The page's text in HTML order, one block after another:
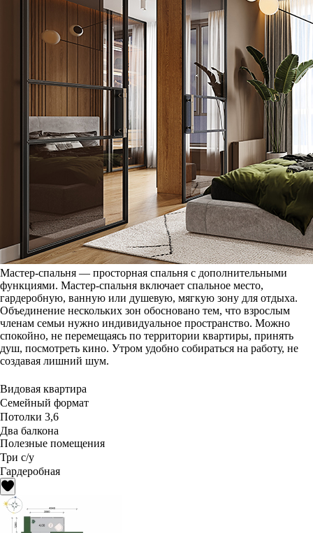
Мастер-спальня — просторная спальня с дополнительными
функциями. Мастер-спальня включает спальное место,
гардеробную, ванную или душевую, мягкую зону для отдыха.
Объединение нескольких зон обосновано тем, что взрослым
членам семьи нужно индивидуальное пространство. Можно
спокойно, не перемещаясь по территории квартиры, принять
душ, посмотреть кино. Утром удобно собираться на работу, не
создавая лишний шум.
Видовая квартира
Семейный формат
Потолки 3,6
Два балкона
Полезные помещения
Три с/у
Гардеробная